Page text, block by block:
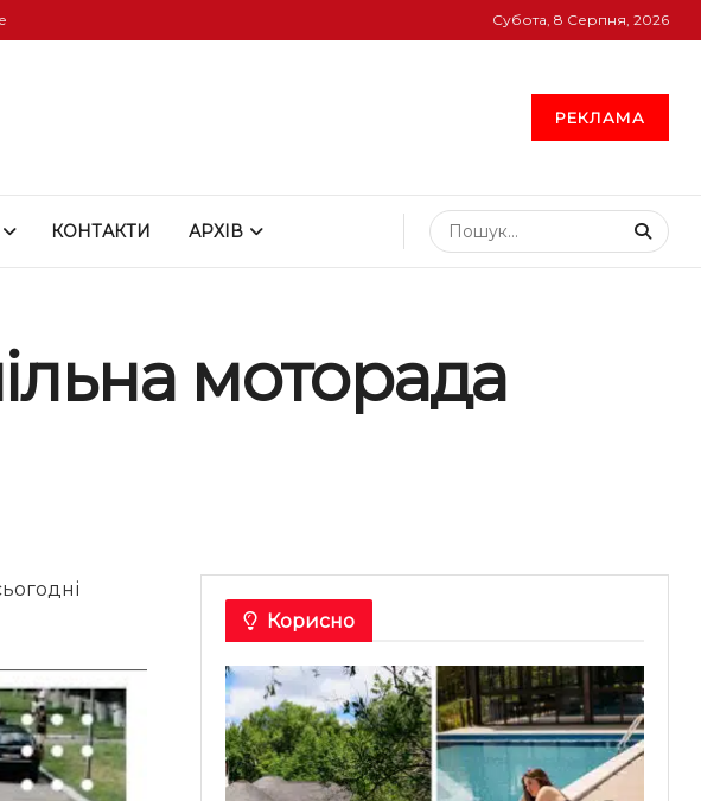
Субота, 8 Серпня, 2026
РЕКЛАМА
КОНТАКТИ АРХІВ
моторада
Корисно